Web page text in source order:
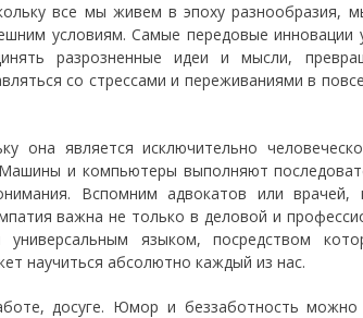
все мы живем в эпоху разнообразия,
условиям. Самые передовые инновации
разрозненные идеи и мысли,
со стрессами и переживаниями в
она является исключительно
и компьютеры выполняют
Вспомним адвокатов или врачей,
важна не только в деловой и
языком, посредством
научиться абсолютно каждый из нас.
досуге. Юмор и беззаботность можно